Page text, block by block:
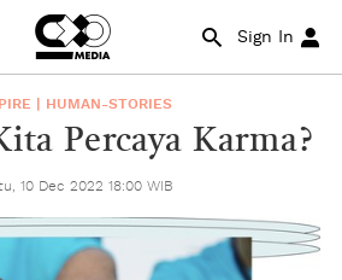
Sign In
| HUMAN-STORIES
Percaya Karma?
10 Dec 2022 18:00 WIB